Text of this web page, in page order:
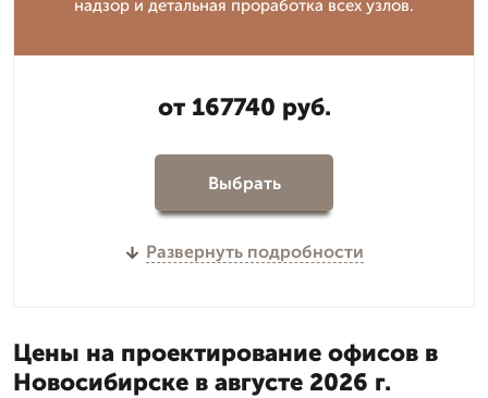
надзор и детальная проработка всех узлов.
от 167740 руб.
Выбрать
Развернуть подробности
Цены на проектирование офисов в
Новосибирске в августе 2026 г.